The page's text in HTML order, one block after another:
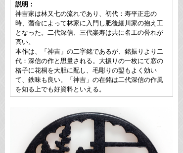
説明：
神吉家は林又七の流れであり、初代：寿平正忠の
時、藩命によって林家に入門し肥後細川家の抱え工
となった。二代深信、三代楽寿は共に名工の誉れが
高い。
本作は、「神吉」の二字銘であるが、銘振りより二
代：深信の作と思量される。大振りの一枚にて窓の
格子に花桐を大胆に配し、毛彫りの鏨もよく効い
て、鉄味も良い。「神吉」の在銘は二代深信の作風
を知る上でも好資料といえる。